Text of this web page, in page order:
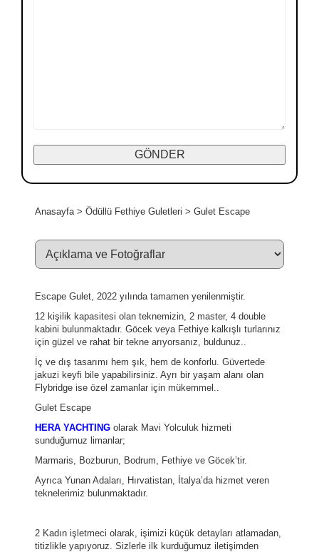
Anasayfa>Ödüllü Fethiye Guletleri>Gulet Escape
Escape Gulet, 2022 yılında tamamen yenilenmiştir.
12 kişilik kapasitesi olan teknemizin, 2 master, 4 double
kabini bulunmaktadır. Göcek veya Fethiye kalkışlı turlarınız
için güzel ve rahat bir tekne arıyorsanız, buldunuz..
İç ve dış tasarımı hem şık, hem de konforlu. Güvertede
jakuzi keyfi bile yapabilirsiniz. Ayrı bir yaşam alanı olan
Flybridge ise özel zamanlar için mükemmel..
Gulet Escape
HERA YACHTING olarak Mavi Yolculuk hizmeti
sunduğumuz limanlar;
Marmaris, Bozburun, Bodrum, Fethiye ve Göcek’tir.
Ayrıca Yunan Adaları, Hırvatistan, İtalya’da hizmet veren
teknelerimiz bulunmaktadır.
2 Kadın işletmeci olarak, işimizi küçük detayları atlamadan,
titizlikle yapıyoruz. Sizlerle ilk kurduğumuz iletişimden